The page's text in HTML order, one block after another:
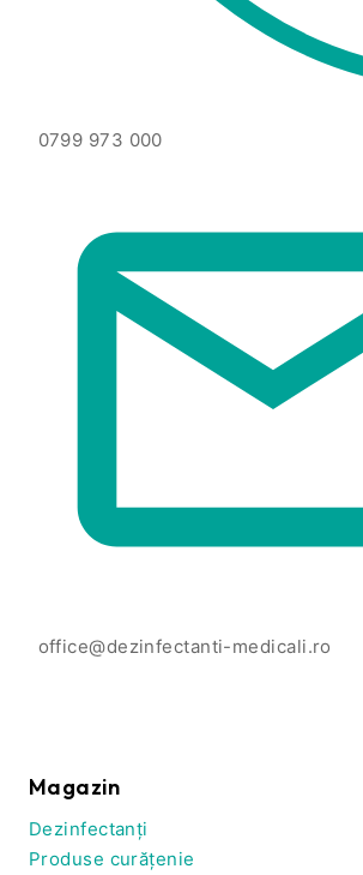
0799 973 000
office@dezinfectanti-medicali.ro
Magazin
Dezinfectanți
Produse curățenie